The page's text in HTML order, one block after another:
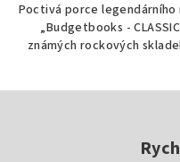
Poctivá porce
„Budgetbooks -
známých rockových